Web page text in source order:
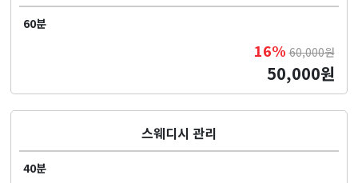
60분
16% 60,000원
50,000원
스웨디시 관리
40분